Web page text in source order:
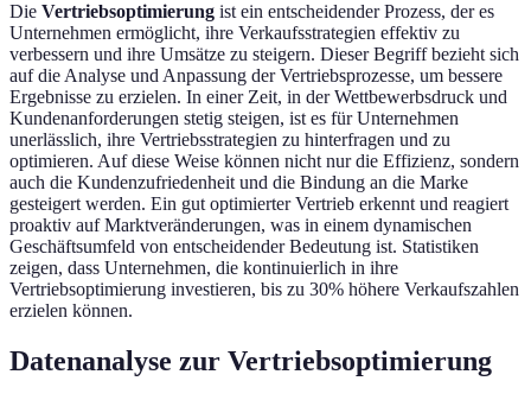
Die Vertriebsoptimierung ist ein entscheidender Prozess, der es
Unternehmen ermöglicht, ihre Verkaufsstrategien effektiv zu
verbessern und ihre Umsätze zu steigern. Dieser Begriff bezieht sich
auf die Analyse und Anpassung der Vertriebsprozesse, um bessere
Ergebnisse zu erzielen. In einer Zeit, in der Wettbewerbsdruck und
Kundenanforderungen stetig steigen, ist es für Unternehmen
unerlässlich, ihre Vertriebsstrategien zu hinterfragen und zu
optimieren. Auf diese Weise können nicht nur die Effizienz, sondern
auch die Kundenzufriedenheit und die Bindung an die Marke
gesteigert werden. Ein gut optimierter Vertrieb erkennt und reagiert
proaktiv auf Marktveränderungen, was in einem dynamischen
Geschäftsumfeld von entscheidender Bedeutung ist. Statistiken
zeigen, dass Unternehmen, die kontinuierlich in ihre
Vertriebsoptimierung investieren, bis zu 30% höhere Verkaufszahlen
erzielen können.
Datenanalyse zur Vertriebsoptimierung